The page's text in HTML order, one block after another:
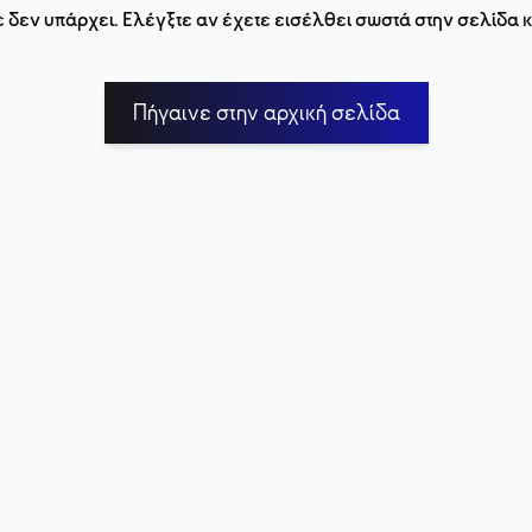
δεν υπάρχει. Ελέγξτε αν έχετε εισέλθει σωστά στην σελίδα
Πήγαινε στην αρχική σελίδα